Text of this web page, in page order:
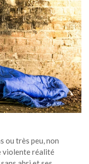
ou très peu, non
violente réalité